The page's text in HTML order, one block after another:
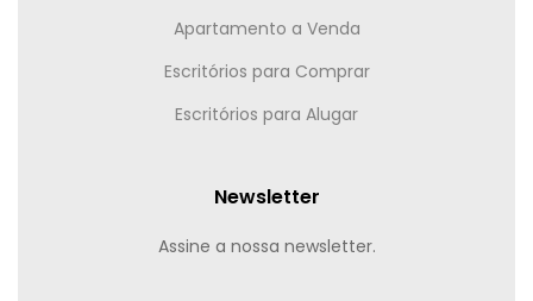
Apartamento a Venda
Escritórios para Comprar
Escritórios para Alugar
Newsletter
Assine a nossa newsletter.